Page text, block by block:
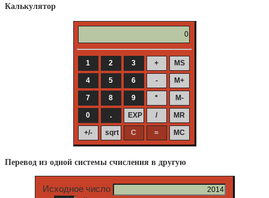
Калькулятор
Перевод из одной системы счисления в другую
Исходное число